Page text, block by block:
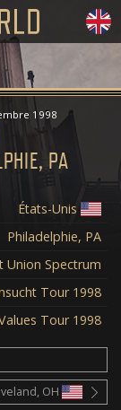
1998
PA
États-Unis
Philadelphie, PA
Union Spectrum
Tour 1998
Tour 1998
OH